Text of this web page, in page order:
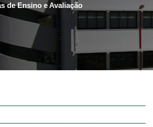
de Ensino e Avaliação